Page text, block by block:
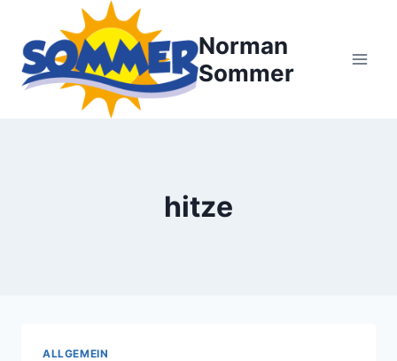
springen
Norman
Sommer
hitze
ALLGEMEIN